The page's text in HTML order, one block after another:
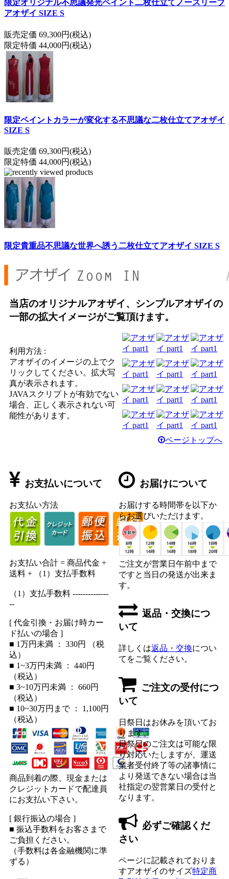
限定オリジナル不思議発光ペイント二枚仕立てノースリーブ
アオザイ SIZE S
販売定価 69,300円(税込)
限定特価 44,000円(税込)
限定ペイントカラーが変化する不思議な二枚仕立てアオザイ
SIZE S
販売定価 69,300円(税込)
限定特価 44,000円(税込)
限定貴重品不思議な世界へ誘う二枚仕立てアオザイ SIZE S
当店のオリジナルアオザイ、シンプルアオザイの
一部の拡大イメージがご覧頂けます。
利用方法 :
アオザイのイメージの上でク
リックしてください。拡大写
真が表示されます。
JAVAスクリプトが有効でない
場合、正しく表示されない可
能性があります。
ページトップへ
お支払いについて
お支払い方法
お支払い合計 = 商品代金 +
送料 + （1）支払手数料
（1）支払手数料 --------------
--
[ 代金引換・お届け時カー
ド払いの場合 ]
■ 1万円未満 ： 330円 （税
込）
■ 1~3万円未満 ： 440円
（税込）
■ 3~10万円未満 ： 660円
（税込）
■ 10~30万円まで ： 1,100円
（税込）
商品到着の際、現金または
クレジットカードで配達員
にお支払い下さい。
[ 銀行振込の場合 ]
■ 振込手数料をお客さまで
ご負担ください。
（手数料は各金融機関に準
ずる）
お届けについて
お届けする時間帯を以下か
らお選びいただけます。
ご注文が営業日午前中まで
ですと当日の発送が出来ま
す。
返品・交換につ
いて
詳しくは返品・交換につい
てをご覧ください。
ご注文の受付につ
いて
日祭日はお休みを頂いてお
ります。
日祭日のご注文は可能な限
り対応いたしますが、運送
業者受付終了等の諸事情に
より発送できない場合は当
社指定の翌営業日の受付と
なります。
必ずご確認くだ
さい
ページに記載されておりま
すアオザイのサイズ特定商